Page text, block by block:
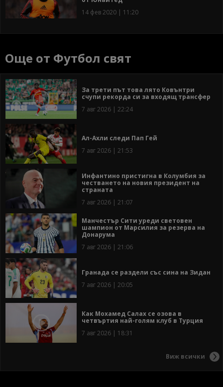
14 фев 2020 | 11:20
Още от Футбол свят
За трети път това лято Ковънтри
счупи рекорда си за входящ трансфер
7 авг 2026 | 22:24
Ал-Ахли следи Пап Гей
7 авг 2026 | 21:53
Инфантино пристигна в Колумбия за
честването на новия президент на
страната
7 авг 2026 | 21:07
Манчестър Сити уреди световен
шампион от Марсилия за резерва на
Донарума
7 авг 2026 | 21:06
Гранада се раздели със сина на Зидан
7 авг 2026 | 20:05
Как Мохамед Салах се озова в
четвъртия най-голям клуб в Турция
7 авг 2026 | 18:31
Виж всички